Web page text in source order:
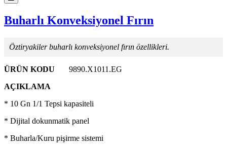
Buharlı Konveksiyonel Fırın
Öztiryakiler buharlı konveksiyonel fırın özellikleri.
ÜRÜN KODU
9890.X1011.EG
AÇIKLAMA
* 10 Gn 1/1 Tepsi kapasiteli
* Dijital dokunmatik panel
* Buharla/Kuru pişirme sistemi